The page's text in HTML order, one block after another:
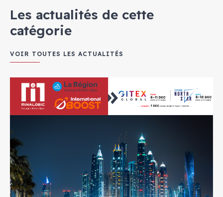
Les actualités de cette
catégorie
VOIR TOUTES LES ACTUALITÉS